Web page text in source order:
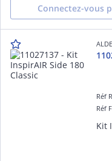
Connectez-vous
Réf
Réf